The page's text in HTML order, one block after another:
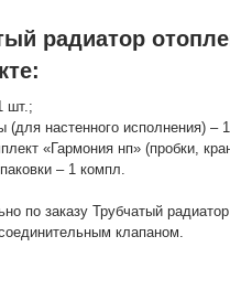
радиатор
шт.;
(для настенного исполнения) –
«Гармония нп» (пробки,
– 1 компл.
по заказу Трубчатый
клапаном.